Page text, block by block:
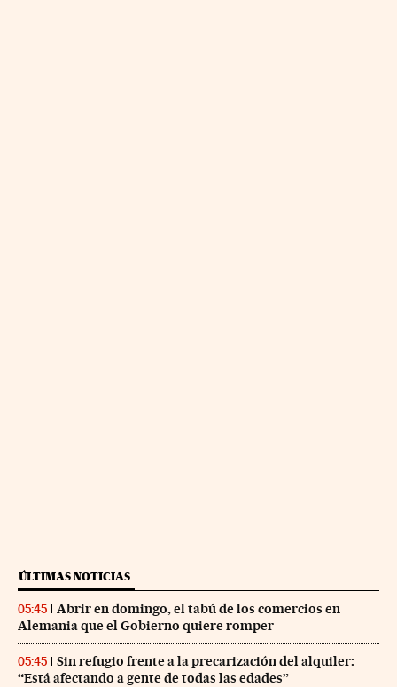
ÚLTIMAS NOTICIAS
05:45
Abrir en domingo, el tabú de los comercios en
Alemania que el Gobierno quiere romper
05:45
Sin refugio frente a la precarización del alquiler:
“Está afectando a gente de todas las edades”